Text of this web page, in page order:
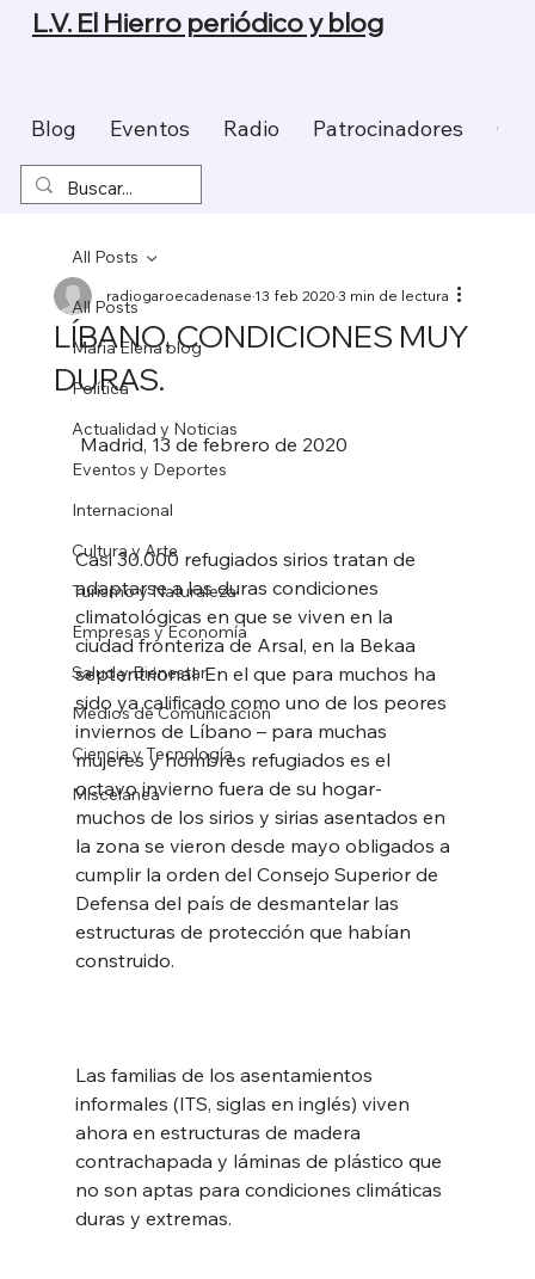
Blog Eventos Radio Patrocinadores
L.V. El Hierro periódico y blog
All Posts
Maria Elena blog
Política
Actualidad y Noticias
Eventos y Deportes
Internacional
Cultura y Arte
Turismo y Naturaleza
Empresas y Economía
Salud y Bienestar
Medios de Comunicación
Ciencia y Tecnología
Miscelánea
All Posts
LÍBANO, CONDICIONES MUY
DURAS.
radiogaroecadenase13 feb 20203 min de lectura
Madrid, 13 de febrero de 2020
Casi 30.000 refugiados sirios tratan de
adaptarse a las duras condiciones
climatológicas en que se viven en la
ciudad fronteriza de Arsal, en la Bekaa
septentrional. En el que para muchos ha
sido ya calificado como uno de los peores
inviernos de Líbano – para muchas
mujeres y hombres refugiados es el
octavo invierno fuera de su hogar-
muchos de los sirios y sirias asentados en
la zona se vieron desde mayo obligados a
cumplir la orden del Consejo Superior de
Defensa del país de desmantelar las
estructuras de protección que habían
construido.
Las familias de los asentamientos
informales (ITS, siglas en inglés) viven
ahora en estructuras de madera
contrachapada y láminas de plástico que
no son aptas para condiciones climáticas
duras y extremas.